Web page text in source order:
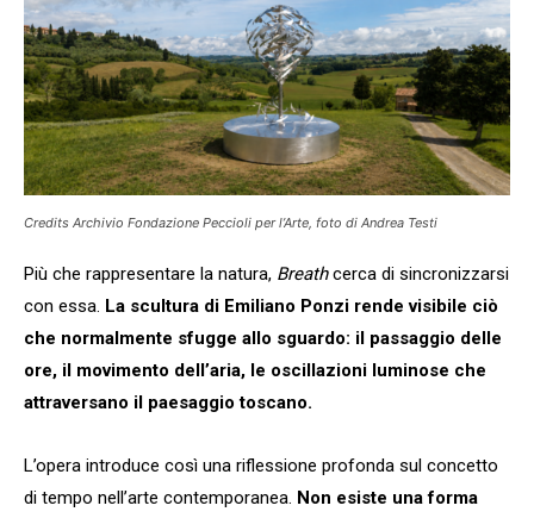
Credits Archivio Fondazione Peccioli per l’Arte, foto di Andrea Testi
Più che rappresentare la natura, Breathcerca di sincronizzarsi
con essa. La scultura di Emiliano Ponzi rende visibile ciò
che normalmente sfugge allo sguardo: il passaggio delle
ore, il movimento dell’aria, le oscillazioni luminose che
attraversano il paesaggio toscano.
L’opera introduce così una riflessione profonda sul concetto
di tempo nell’arte contemporanea. Non esiste una forma